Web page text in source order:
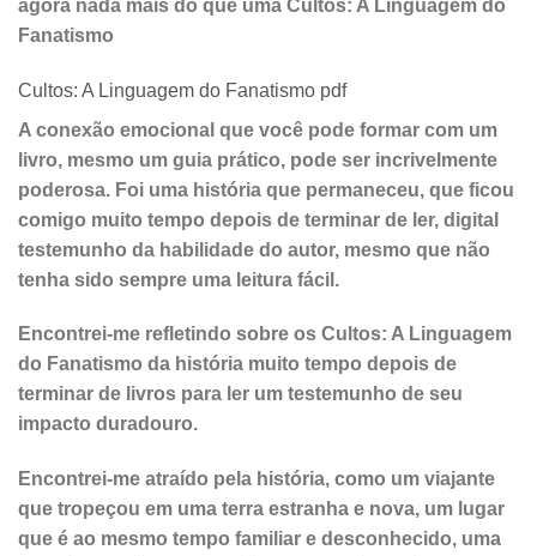
agora nada mais do que uma Cultos: A Linguagem do
Fanatismo
Cultos: A Linguagem do Fanatismo pdf
A conexão emocional que você pode formar com um
livro, mesmo um guia prático, pode ser incrivelmente
poderosa. Foi uma história que permaneceu, que ficou
comigo muito tempo depois de terminar de ler, digital
testemunho da habilidade do autor, mesmo que não
tenha sido sempre uma leitura fácil.
Encontrei-me refletindo sobre os Cultos: A Linguagem
do Fanatismo da história muito tempo depois de
terminar de livros para ler um testemunho de seu
impacto duradouro.
Encontrei-me atraído pela história, como um viajante
que tropeçou em uma terra estranha e nova, um lugar
que é ao mesmo tempo familiar e desconhecido, uma